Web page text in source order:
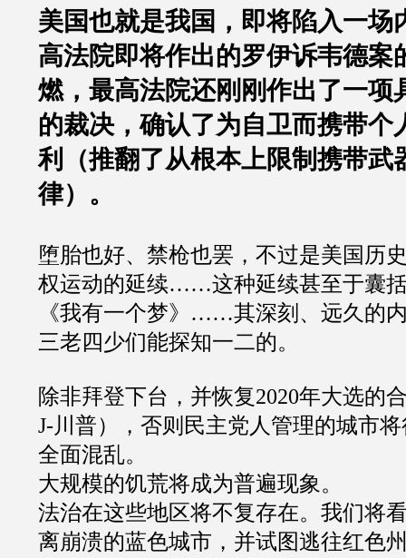
美国也就是我国，即将陷入一场
高法院即将作出的罗伊诉韦德案
燃，最高法院还刚刚作出了一项
的裁决，确认了为自卫而携带个
利（推翻了从根本上限制携带武
律）。
堕胎也好、禁枪也罢，不过是美国历
权运动的延续……这种延续甚至于囊
《我有一个梦》 ……其深刻、远久的
三老四少们能探知一二的。
除非拜登下台，并恢复2020年大选的
J-川普），否则民主党人管理的城市
全面混乱。
大规模的饥荒将成为普遍现象。
法治在这些地区将不复存在。我们将
离崩溃的蓝色城市，并试图逃往红色